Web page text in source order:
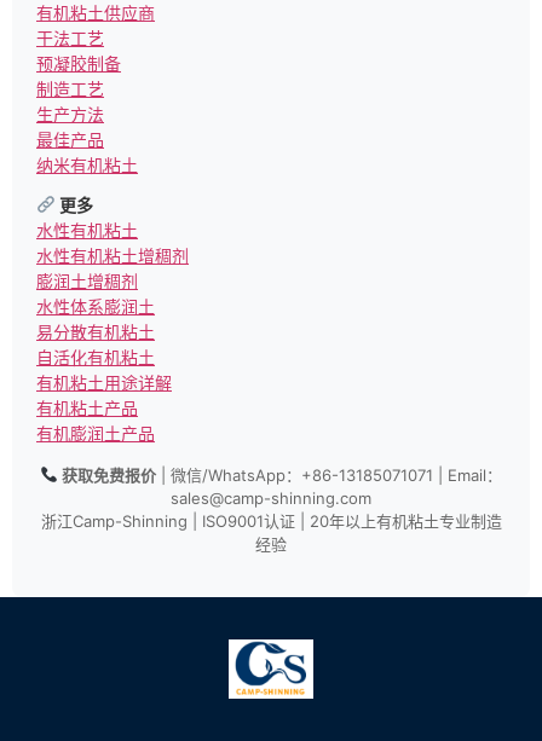
有机粘土供应商
干法工艺
预凝胶制备
制造工艺
生产方法
最佳产品
纳米有机粘土
更多
水性有机粘土
水性有机粘土增稠剂
膨润土增稠剂
水性体系膨润土
易分散有机粘土
自活化有机粘土
有机粘土用途详解
有机粘土产品
有机膨润土产品
获取免费报价 | 微信/WhatsApp：+86-13185071071 | Email：
sales@camp-shinning.com
浙江Camp-Shinning | ISO9001认证 | 20年以上有机粘土专业制造
经验